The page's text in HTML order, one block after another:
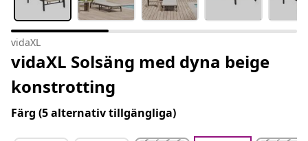
vidaXL
vidaXL Solsäng med dyna beige
konstrotting
Färg (5 alternativ tillgängliga)